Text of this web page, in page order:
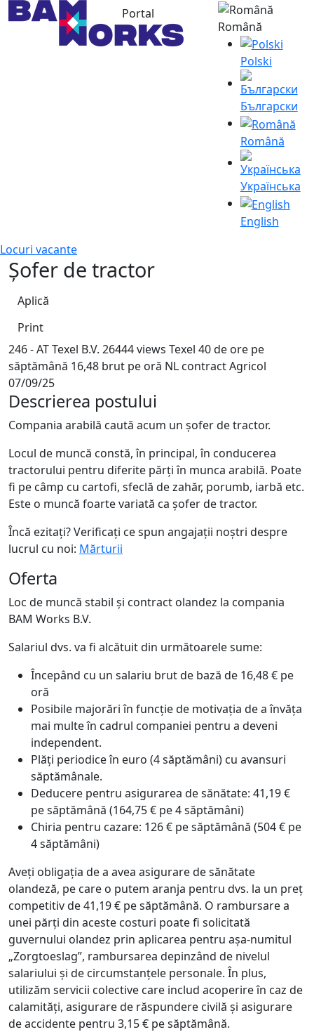
Portal
Română
Polski
Български
Română
Українська
English
Locuri vacante
Șofer de tractor
Aplică
Print
246 - AT Texel B.V. 26444 views Texel 40 de ore pe
săptămână 16,48 brut pe oră NL contractAgricol
07/09/25
Descrierea postului
Compania arabilă caută acum un șofer de tractor.
Locul de muncă constă, în principal, în conducerea
tractorului pentru diferite părți în munca arabilă. Poate
fi pe câmp cu cartofi, sfeclă de zahăr, porumb, iarbă etc.
Este o muncă foarte variată ca șofer de tractor.
Încă ezitați? Verificați ce spun angajații noștri despre
lucrul cu noi: Mărturii
Oferta
Loc de muncă stabil și contract olandez la compania
BAM Works B.V.
Salariul dvs. va fi alcătuit din următoarele sume:
Începând cu un salariu brut de bază de 16,48 € pe
oră
Posibile majorări în funcție de motivația de a învăța
mai multe în cadrul companiei pentru a deveni
independent.
Plăți periodice în euro (4 săptămâni) cu avansuri
săptămânale.
Deducere pentru asigurarea de sănătate: 41,19 €
pe săptămână (164,75 € pe 4 săptămâni)
Chiria pentru cazare: 126 € pe săptămână (504 € pe
4 săptămâni)
Aveți obligația de a avea asigurare de sănătate
olandeză, pe care o putem aranja pentru dvs. la un preț
competitiv de 41,19 € pe săptămână. O rambursare a
unei părți din aceste costuri poate fi solicitată
guvernului olandez prin aplicarea pentru așa-numitul
„Zorgtoeslag”, rambursarea depinzând de nivelul
salariului și de circumstanțele personale. În plus,
utilizăm servicii colective care includ acoperire în caz de
calamități, asigurare de răspundere civilă și asigurare
de accidente pentru 3,15 € pe săptămână.